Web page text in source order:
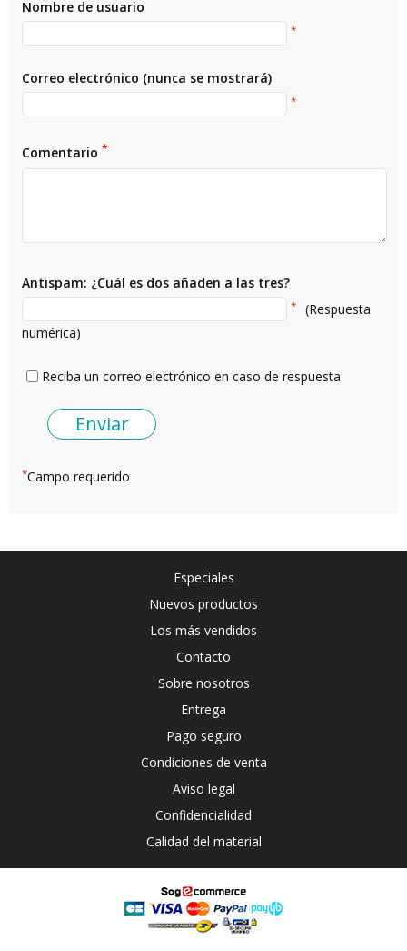
Nombre de usuario
*
Correo electrónico (nunca se mostrará)
*
Comentario *
Antispam: ¿Cuál es dos añaden a las tres?
*
(Respuesta
numérica)
Reciba un correo electrónico en caso de respuesta
*Campo requerido
Especiales
Nuevos productos
Los más vendidos
Contacto
Sobre nosotros
Entrega
Pago seguro
Condiciones de venta
Aviso legal
Confidencialidad
Calidad del material